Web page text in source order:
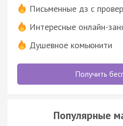
Письменные дз с
Интересные онлайн-
Душевное комьюнити
Получить
Популярные